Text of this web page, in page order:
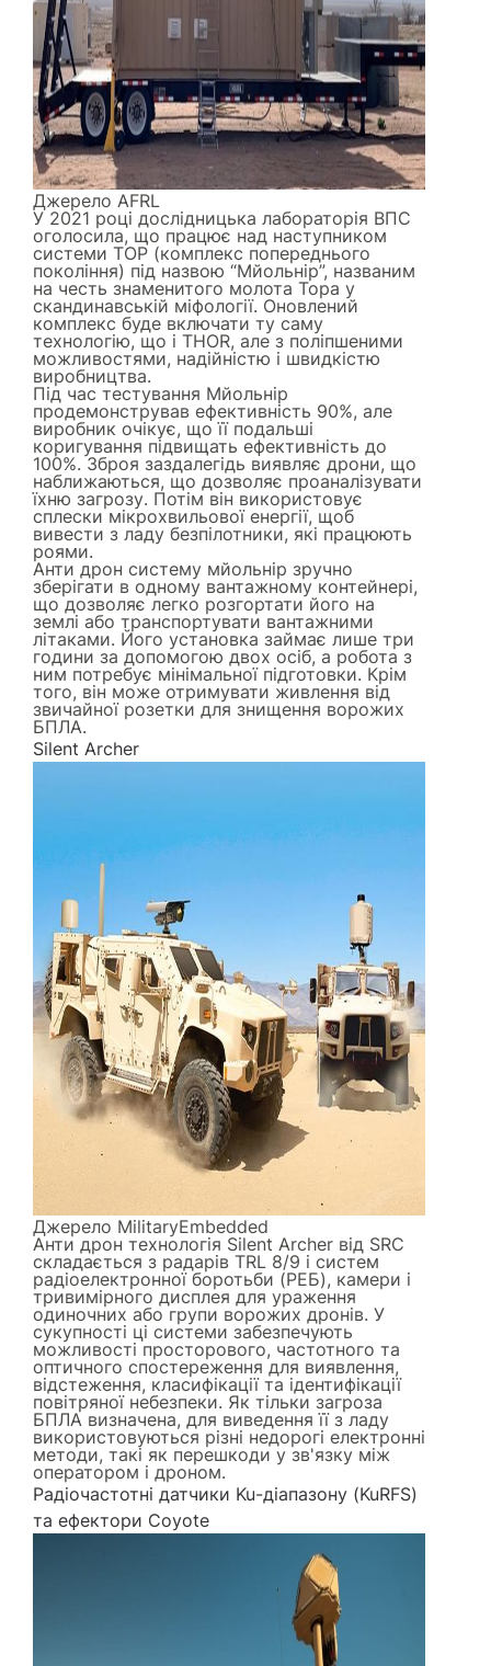
Джерело AFRL
У 2021 році дослідницька лабораторія ВПС
оголосила, що працює над наступником
системи ТОР (комплекс попереднього
покоління) під назвою “Мйольнір”, названим
на честь знаменитого молота Тора у
скандинавській міфології. Оновлений
комплекс буде включати ту саму
технологію, що і THOR, але з поліпшеними
можливостями, надійністю і швидкістю
виробництва.
Під час тестування Мйольнір
продемонстрував ефективність 90%, але
виробник очікує, що її подальші
коригування підвищать ефективність до
100%. Зброя заздалегідь виявляє дрони, що
наближаються, що дозволяє проаналізувати
їхню загрозу. Потім він використовує
сплески мікрохвильової енергії, щоб
вивести з ладу безпілотники, які працюють
роями.
Анти дрон систему мйольнір зручно
зберігати в одному вантажному контейнері,
що дозволяє легко розгортати його на
землі або транспортувати вантажними
літаками. Його установка займає лише три
години за допомогою двох осіб, а робота з
ним потребує мінімальної підготовки. Крім
того, він може отримувати живлення від
звичайної розетки для знищення ворожих
БПЛА.
Silent Archer
Джерело MilitaryEmbedded
Анти дрон технологія Silent Archer від SRC
складається з радарів TRL 8/9 і систем
радіоелектронної боротьби (РЕБ), камери і
тривимірного дисплея для ураження
одиночних або групи ворожих дронів. У
сукупності ці системи забезпечують
можливості просторового, частотного та
оптичного спостереження для виявлення,
відстеження, класифікації та ідентифікації
повітряної небезпеки. Як тільки загроза
БПЛА визначена, для виведення її з ладу
використовуються різні недорогі електронні
методи, такі як перешкоди у зв'язку між
оператором і дроном.
Радіочастотні датчики Ku-діапазону (KuRFS)
та ефектори Coyote